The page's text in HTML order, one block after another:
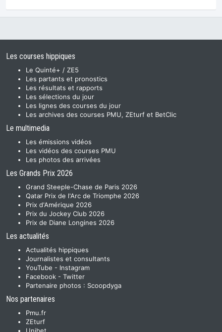
Les courses hippiques
Le Quinté+ / ZE5
Les partants et pronostics
Les résultats et rapports
Les sélections du jour
Les lignes des courses du jour
Les archives des courses PMU, ZEturf et BetClic
Le multimedia
Les émissions vidéos
Les vidéos des courses PMU
Les photos des arrivées
Les Grands Prix 2026
Grand Steeple-Chase de Paris 2026
Qatar Prix de l'Arc de Triomphe 2026
Prix d'Amérique 2026
Prix du Jockey Club 2026
Prix de Diane Longines 2026
Les actualités
Actualités hippiques
Journalistes et consultants
YouTube - Instagram
Facebook - Twitter
Partenaire photos : Scoopdyga
Nos partenaires
Pmu.fr
ZEturf